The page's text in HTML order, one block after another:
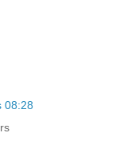
08:28